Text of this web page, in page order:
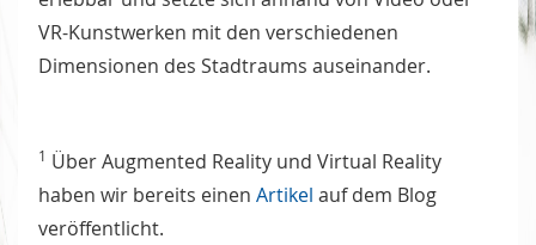
VR-Kunstwerken mit den verschiedenen
Dimensionen des Stadtraums auseinander.
1 Über Augmented Reality und Virtual Reality
haben wir bereits einen Artikel auf dem Blog
veröffentlicht.